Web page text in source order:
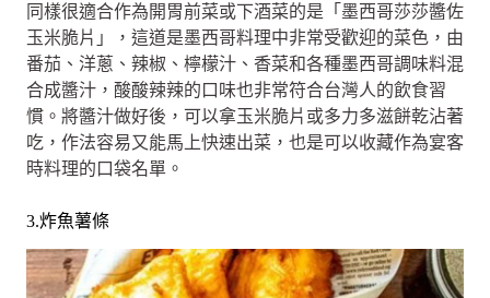
同樣很適合作為開胃前菜或下酒菜的是「墨西哥莎莎醬佐
玉米脆片」，這道是墨西哥料理中非常受歡迎的菜色，由
番茄、洋蔥、辣椒、檸檬汁、香菜和各種墨西哥調味料混
合成醬汁，酸酸辣辣的口味也非常符合台灣人的飲食習
慣。將醬汁做好後，可以拿玉米脆片或多力多滋餅乾沾著
吃，作法容易又能馬上快速出菜，也是可以收藏作為宴客
時料理的口袋名單。
3.炸魚薯條